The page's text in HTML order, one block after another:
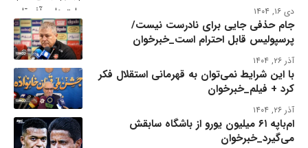
دی ۱۶, ۱۴۰۴
جام حذفی جایی برای نادرست نیست/
پرسپولیس قابل احترام است_خبرخوان
آذر ۲۶, ۱۴۰۴
با این شرایط نمی‌توان به قهرمانی استقلال فکر
کرد + فیلم_خبرخوان
آذر ۲۶, ۱۴۰۴
ام‌باپه ۶۱ میلیون یورو از باشگاه سابقش
می‌گیرد_خبرخوان